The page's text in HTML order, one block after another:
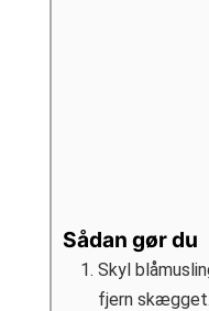
Sådan gør du
Skyl
fjern